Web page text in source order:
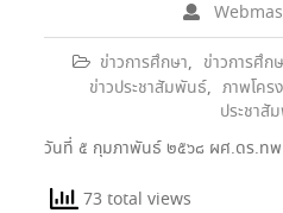
ข่าวการศึกษา, ข่าวการศึ
ข่าวประชาสัมพันธ์, ภาพโคร
ประชาสั
วันที่ ๕ กุมภาพันธ์ ๒๕๖๘ ผศ.ดร.ทพ
73 total views